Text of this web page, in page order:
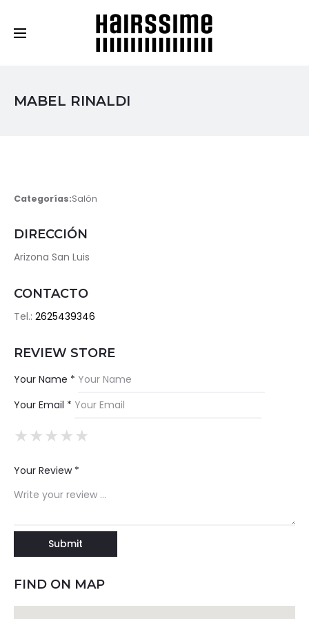
MABEL RINALDI
Categorías:Salón
DIRECCIÓN
Arizona San Luis
CONTACTO
Tel.: 2625439346
REVIEW STORE
Your Name *
Your Email *
★
★★
★★★
★★★★
★★★★★
Your Review *
FIND ON MAP